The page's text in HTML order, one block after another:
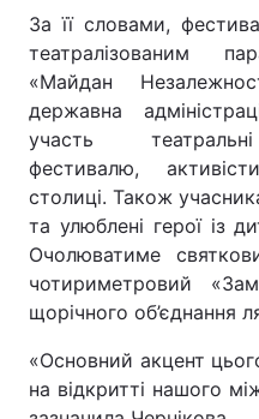
За її словами,
театралізованим
«Майдан
державна
участь
фестивалю,
столиці. Також
та улюблені герої із
Очолюватиме
чотириметровий
щорічного об’єднання
«Основний акцент
на відкритті нашого